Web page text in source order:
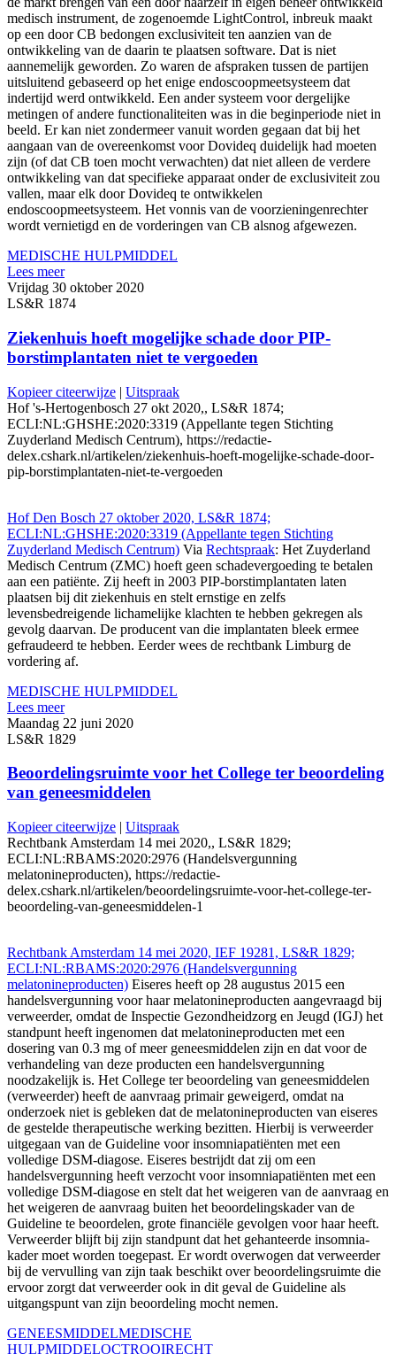
medisch instrument, de zogenoemde LightControl, inbreuk maakt
op een door CB bedongen exclusiviteit ten aanzien van de
ontwikkeling van de daarin te plaatsen software. Dat is niet
aannemelijk geworden. Zo waren de afspraken tussen de partijen
uitsluitend gebaseerd op het enige endoscoopmeetsysteem dat
indertijd werd ontwikkeld. Een ander systeem voor dergelijke
metingen of andere functionaliteiten was in die beginperiode niet in
beeld. Er kan niet zondermeer vanuit worden gegaan dat bij het
aangaan van de overeenkomst voor Dovideq duidelijk had moeten
zijn (of dat CB toen mocht verwachten) dat niet alleen de verdere
ontwikkeling van dat specifieke apparaat onder de exclusiviteit zou
vallen, maar elk door Dovideq te ontwikkelen
endoscoopmeetsysteem. Het vonnis van de voorzieningenrechter
wordt vernietigd en de vorderingen van CB alsnog afgewezen.
MEDISCHE HULPMIDDEL
Lees meer
Vrijdag 30 oktober 2020
LS&R 1874
Ziekenhuis hoeft mogelijke schade door PIP-
borstimplantaten niet te vergoeden
Kopieer citeerwijze | Uitspraak
Hof 's-Hertogenbosch 27 okt 2020,, LS&R 1874;
ECLI:NL:GHSHE:2020:3319 (Appellante tegen Stichting
Zuyderland Medisch Centrum), https://redactie-
delex.cshark.nl/artikelen/ziekenhuis-hoeft-mogelijke-schade-door-
pip-borstimplantaten-niet-te-vergoeden
Hof Den Bosch 27 oktober 2020, LS&R 1874;
ECLI:NL:GHSHE:2020:3319 (Appellante tegen Stichting
Zuyderland Medisch Centrum) Via Rechtspraak: Het Zuyderland
Medisch Centrum (ZMC) hoeft geen schadevergoeding te betalen
aan een patiënte. Zij heeft in 2003 PIP-borstimplantaten laten
plaatsen bij dit ziekenhuis en stelt ernstige en zelfs
levensbedreigende lichamelijke klachten te hebben gekregen als
gevolg daarvan. De producent van die implantaten bleek ermee
gefraudeerd te hebben. Eerder wees de rechtbank Limburg de
vordering af.
MEDISCHE HULPMIDDEL
Lees meer
Maandag 22 juni 2020
LS&R 1829
Beoordelingsruimte voor het College ter beoordeling
van geneesmiddelen
Kopieer citeerwijze | Uitspraak
Rechtbank Amsterdam 14 mei 2020,, LS&R 1829;
ECLI:NL:RBAMS:2020:2976 (Handelsvergunning
melatonineproducten), https://redactie-
delex.cshark.nl/artikelen/beoordelingsruimte-voor-het-college-ter-
beoordeling-van-geneesmiddelen-1
Rechtbank Amsterdam 14 mei 2020, IEF 19281, LS&R 1829;
ECLI:NL:RBAMS:2020:2976 (Handelsvergunning
melatonineproducten) Eiseres heeft op 28 augustus 2015 een
handelsvergunning voor haar melatonineproducten aangevraagd bij
verweerder, omdat de Inspectie Gezondheidzorg en Jeugd (IGJ) het
standpunt heeft ingenomen dat melatonineproducten met een
dosering van 0.3 mg of meer geneesmiddelen zijn en dat voor de
verhandeling van deze producten een handelsvergunning
noodzakelijk is. Het College ter beoordeling van geneesmiddelen
(verweerder) heeft de aanvraag primair geweigerd, omdat na
onderzoek niet is gebleken dat de melatonineproducten van eiseres
de gestelde therapeutische werking bezitten. Hierbij is verweerder
uitgegaan van de Guideline voor insomniapatiënten met een
volledige DSM-diagose. Eiseres bestrijdt dat zij om een
handelsvergunning heeft verzocht voor insomniapatiënten met een
volledige DSM-diagose en stelt dat het weigeren van de aanvraag en
het weigeren de aanvraag buiten het beoordelingskader van de
Guideline te beoordelen, grote financiële gevolgen voor haar heeft.
Verweerder blijft bij zijn standpunt dat het gehanteerde insomnia-
kader moet worden toegepast. Er wordt overwogen dat verweerder
bij de vervulling van zijn taak beschikt over beoordelingsruimte die
ervoor zorgt dat verweerder ook in dit geval de Guideline als
uitgangspunt van zijn beoordeling mocht nemen.
GENEESMIDDELMEDISCHE
HULPMIDDELOCTROOIRECHT